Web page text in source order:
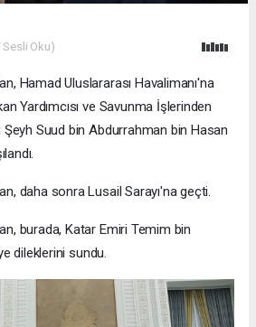
Sesli Oku)
Hamad Uluslararası Havalimanı'na
Yardımcısı ve Savunma İşlerinden
Şeyh Suud bin Abdurrahman bin Hasan
daha sonra Lusail Sarayı'na geçti.
burada, Katar Emiri Temim bin
dileklerini sundu.